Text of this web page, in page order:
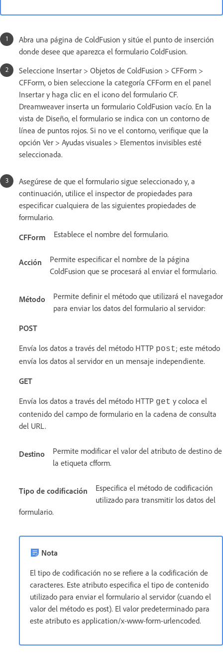
Abra una página de ColdFusion y sitúe el punto de inserción
donde desee que aparezca el formulario ColdFusion.
Seleccione Insertar > Objetos de ColdFusion > CFForm >
CFForm, o bien seleccione la categoría CFForm en el panel
Insertar y haga clic en el icono del formulario CF.
Dreamweaver inserta un formulario ColdFusion vacío. En la
vista de Diseño, el formulario se indica con un contorno de
línea de puntos rojos. Si no ve el contorno, verifique que la
opción Ver > Ayudas visuales > Elementos invisibles esté
seleccionada.
Asegúrese de que el formulario sigue seleccionado y, a
continuación, utilice el inspector de propiedades para
especificar cualquiera de las siguientes propiedades de
formulario.
CFForm
Establece el nombre del formulario.
Acción
Permite especificar el nombre de la página
ColdFusion que se procesará al enviar el formulario.
Método
Permite definir el método que utilizará el navegador
para enviar los datos del formulario al servidor:
POST
Envía los datos a través del método HTTP post; este método
envía los datos al servidor en un mensaje independiente.
GET
Envía los datos a través del método HTTP get y coloca el
contenido del campo de formulario en la cadena de consulta
del URL.
Destino
Permite modificar el valor del atributo de destino de
la etiqueta cfform.
Tipo de codificación
Especifica el método de codificación
utilizado para transmitir los datos del
formulario.
Nota
El tipo de codificación no se refiere a la codificación de
caracteres. Este atributo especifica el tipo de contenido
utilizado para enviar el formulario al servidor (cuando el
valor del método es post). El valor predeterminado para
este atributo es application/x-www-form-urlencoded.